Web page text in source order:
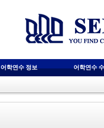
어학연수 정보 어학연수